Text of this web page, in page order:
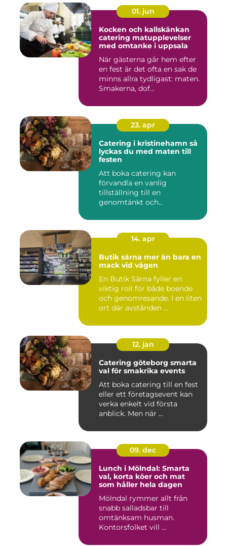
01. jun
Kocken och kallskänkan
catering matupplevelser
med omtanke i uppsala
När gästerna går hem efter
en fest är det ofta en sak de
minns allra tydligast: maten.
Smakerna, dof...
23. apr
Catering i kristinehamn så
lyckas du med maten till
festen
Att boka catering kan
förvandla en vanlig
tillställning till en
genomtänkt och
14. apr
Butik särna mer än bara en
mack vid vägen
En Butik Särna fyller en
viktig roll för både boende
och genomresande. I en liten
ort där avstånden ...
12. jan
Catering göteborg smarta
val för smakrika events
Att boka catering till en fest
eller ett företagsevent kan
verka enkelt vid första
anblick. Men när ...
09. dec
Lunch i Mölndal: Smarta
val, korta köer och mat
som håller hela dagen
Mölndal rymmer allt från
snabb salladsbar till
omtänksam husman.
Kontorsfolket vill ...